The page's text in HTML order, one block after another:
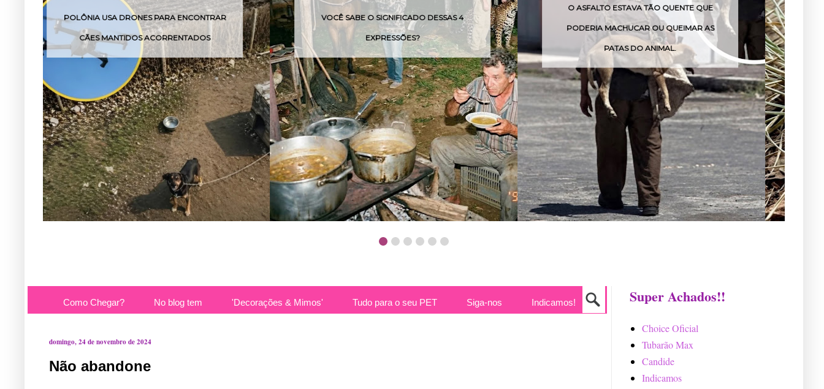
VOCÊ SABE O SIGNIFICADO DESSAS 4
EXPRESSÕES?
O ASFALTO ESTAVA TÃO QUENTE QUE
PODERIA MACHUCAR OU QUEIMAR AS
PATAS DO ANIMAL.
O VENENO DESSA COBRA PODE AGIR EM
POUCAS HORAS
Como Chegar? No blog tem 'Decorações & Mimos' Tudo para o seu PET Siga-nos Indicamos!
domingo, 24 de novembro de 2024
Não abandone
Super Achados!!
Choice Oficial
Tubarão Max
Candide
Indicamos